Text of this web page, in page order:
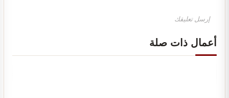
أعمال ذات صلة